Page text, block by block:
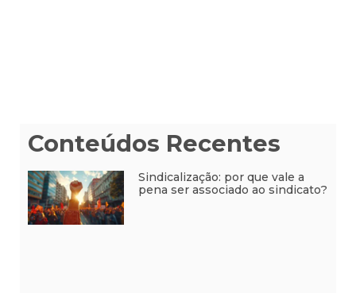
Conteúdos Recentes
Sindicalização: por que vale a
pena ser associado ao sindicato?